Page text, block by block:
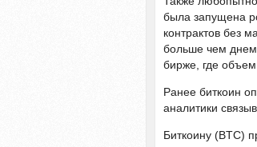
была запущена
контрактов без
больше чем днем
бирже, где
Ранее биткоин
аналитики
Биткоину (BTC)